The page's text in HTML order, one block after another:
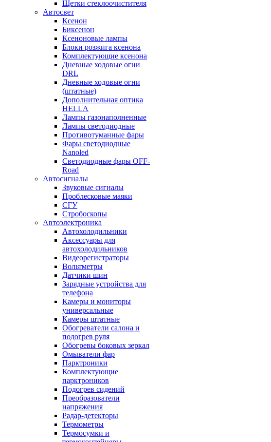
Щетки стеклоочистителя
Автосвет
Ксенон
Биксенон
Ксеноновые лампы
Блоки розжига ксенона
Комплектующие ксенона
Дневные ходовые огни
DRL
Дневные ходовые огни
(штатные)
Дополнительная оптика
HELLA
Лампы газонаполненные
Лампы светодиодные
Противотуманные фары
Фары светодиодные
Nanoled
Светодиодные фары OFF-
Road
Автосигналы
Звуковые сигналы
Проблесковые маяки
СГУ
Стробоскопы
Автоэлектроника
Автохолодильники
Аксессуары для
автохолодильников
Видеорегистраторы
Вольтметры
Датчики шин
Зарядные устройства для
телефона
Камеры и мониторы
универсальные
Камеры штатные
Обогреватели салона и
подогрев руля
Обогревы боковых зеркал
Омыватели фар
Парктроники
Комплектующие
парктроников
Подогрев сидений
Преобразователи
напряжения
Радар-детекторы
Термометры
Термосумки и